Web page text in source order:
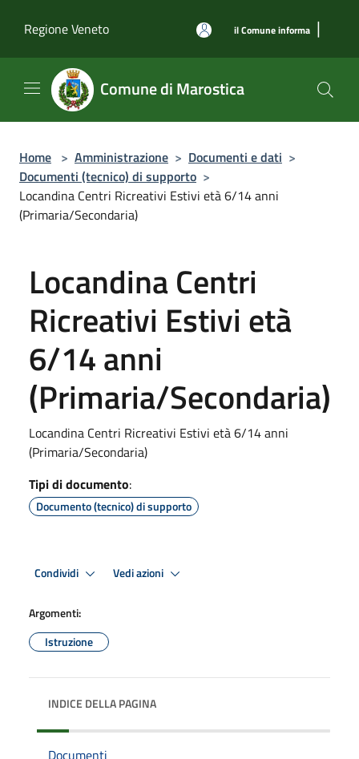
Regione Veneto
il Comune informa |
Comune di Marostica
Home > Amministrazione > Documenti e dati >
Documenti (tecnico) di supporto >
Locandina Centri Ricreativi Estivi età 6/14 anni
(Primaria/Secondaria)
Locandina Centri
Ricreativi Estivi età
6/14 anni
(Primaria/Secondaria)
Locandina Centri Ricreativi Estivi età 6/14 anni
(Primaria/Secondaria)
Tipi di documento:
Documento (tecnico) di supporto
Condividi Vedi azioni
Argomenti:
Istruzione
INDICE DELLA PAGINA
Documenti